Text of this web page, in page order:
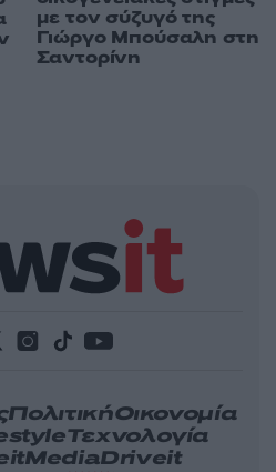
με τον σύζυγό της
Γιώργο Μπούσαλη στη
Σαντορίνη
ΠολιτικήΟικονομία
Τεχνολογία
MediaDriveit